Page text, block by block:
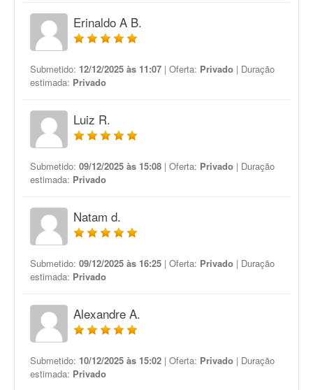
Erinaldo A B.
Submetido: 12/12/2025 às 11:07 | Oferta: Privado | Duração
estimada: Privado
Luiz R.
Submetido: 09/12/2025 às 15:08 | Oferta: Privado | Duração
estimada: Privado
Natam d.
Submetido: 09/12/2025 às 16:25 | Oferta: Privado | Duração
estimada: Privado
Alexandre A.
Submetido: 10/12/2025 às 15:02 | Oferta: Privado | Duração
estimada: Privado